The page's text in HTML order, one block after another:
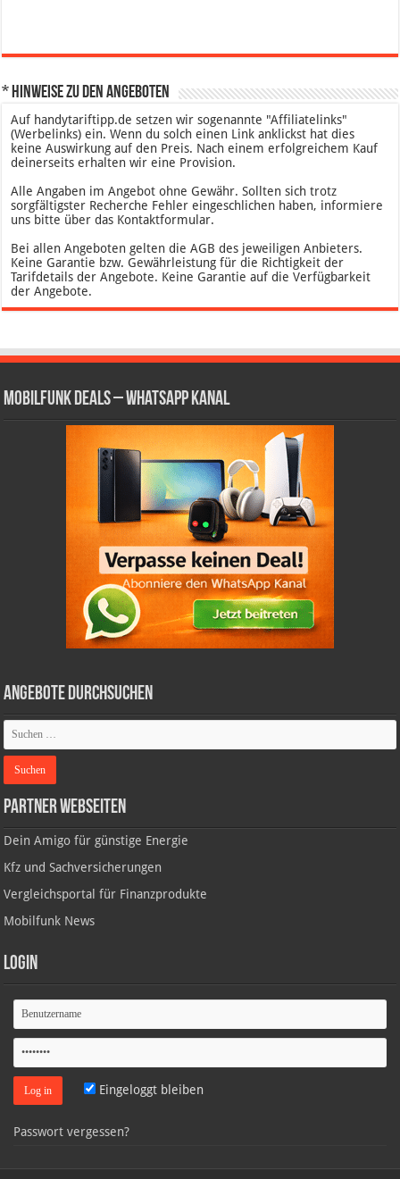
* Hinweise zu den Angeboten
Auf handytariftipp.de setzen wir sogenannte "Affiliatelinks"
(Werbelinks) ein. Wenn du solch einen Link anklickst hat dies
keine Auswirkung auf den Preis. Nach einem erfolgreichem Kauf
deinerseits erhalten wir eine Provision.
Alle Angaben im Angebot ohne Gewähr. Sollten sich trotz
sorgfältigster Recherche Fehler eingeschlichen haben, informiere
uns bitte über das Kontaktformular.
Bei allen Angeboten gelten die AGB des jeweiligen Anbieters.
Keine Garantie bzw. Gewährleistung für die Richtigkeit der
Tarifdetails der Angebote. Keine Garantie auf die Verfügbarkeit
der Angebote.
Mobilfunk Deals – WhatsApp Kanal
Angebote durchsuchen
Partner Webseiten
Dein Amigo für günstige Energie
Kfz und Sachversicherungen
Vergleichsportal für Finanzprodukte
Mobilfunk News
Login
Eingeloggt bleiben
Passwort vergessen?